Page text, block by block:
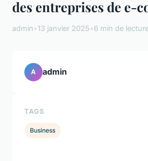
des entreprises de e-
admin•13 janvier 2025•6 min de
A admin
TAGS
Business